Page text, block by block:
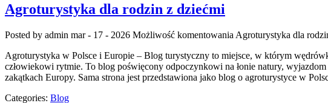
Agroturystyka dla rodzin z dziećmi
Posted by admin mar - 17 - 2026 Możliwość komentowania Agroturystyka dla
Agroturystyka w Polsce i Europie – Blog turystyczny to miejsce, w którym
człowiekowi rytmie. To blog poświęcony odpoczynkowi na łonie natury,
zakątkach Europy. Sama strona jest przedstawiona jako blog o agroturystyce w
Categories: Blog